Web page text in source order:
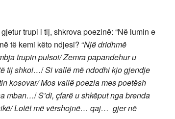
trupi i tij, shkrova poezinë: “Në lumin e
të kemi këto ndjesi? “Një dridhmë
trupin pulsoi/ Zemra papandehur u
tij shkoi…/Si vallë më ndodhi kjo gjendje
kosovar/ Mos vallë poezia mes poetësh
mban…/S’di, çfarë u shkëput nga brenda
Lotët më vërshojnë… qaj… gjer në